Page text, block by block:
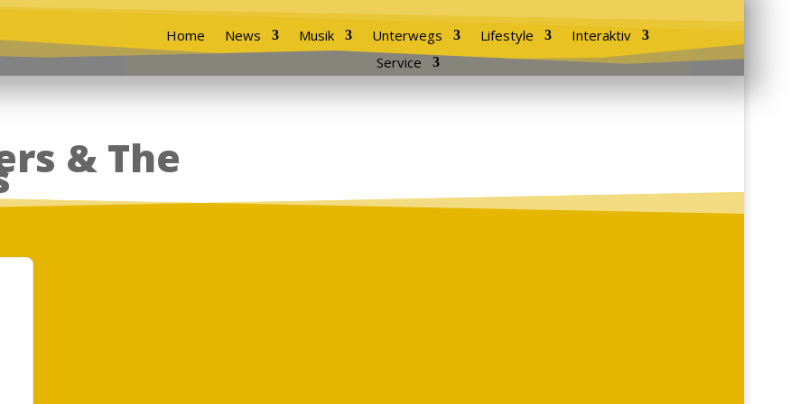
Home News Musik Unterwegs Lifestyle
Interaktiv
Service
& The